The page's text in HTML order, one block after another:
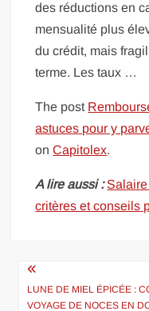
des réductions en
mensualité plus
du crédit, mais
terme. Les taux …
The post
astuces pour y
onCapitolex.
A lire aussi :
critères et conseils
Navigation
de
LUNE DE MIEL ÉPICÉE :
VOYAGE DE NOCES EN